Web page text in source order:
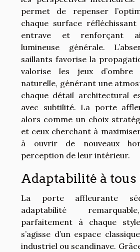
permet de repenser
chaque surface
entrave et renforçant
lumineuse générale.
saillants favorise la
valorise les jeux
naturelle, générant une
chaque détail architectural
avec subtilité. La porte
alors comme un choix
et ceux cherchant à
à ouvrir de nouveaux
perception de leur intérieur.
Adaptabilité à tous
La porte affleurante
adaptabilité
parfaitement à chaque
s’agisse d’un espace
industriel ou scandinave.